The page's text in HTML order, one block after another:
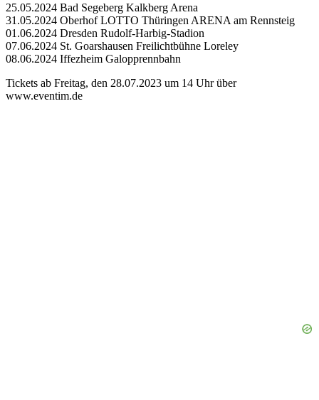
25.05.2024 Bad Segeberg Kalkberg Arena
31.05.2024 Oberhof LOTTO Thüringen ARENA am Rennsteig
01.06.2024 Dresden Rudolf-Harbig-Stadion
07.06.2024 St. Goarshausen Freilichtbühne Loreley
08.06.2024 Iffezheim Galopprennbahn
Tickets ab Freitag, den 28.07.2023 um 14 Uhr über
www.eventim.de